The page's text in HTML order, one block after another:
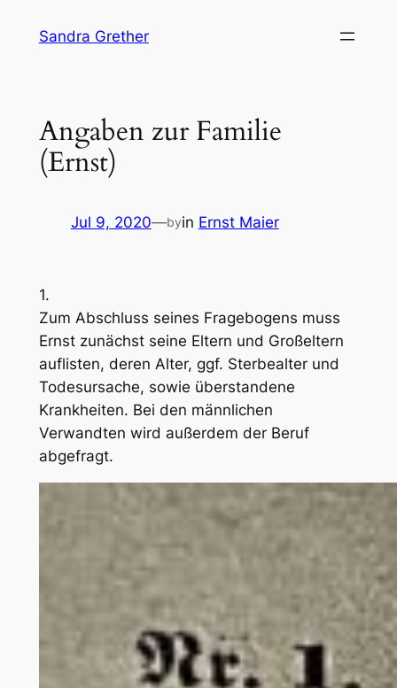
Sandra Grether
Angaben zur Familie
(Ernst)
Jul 9, 2020—byin Ernst Maier
1.
Zum Abschluss seines Fragebogens muss
Ernst zunächst seine Eltern und Großeltern
auflisten, deren Alter, ggf. Sterbealter und
Todesursache, sowie überstandene
Krankheiten. Bei den männlichen
Verwandten wird außerdem der Beruf
abgefragt.